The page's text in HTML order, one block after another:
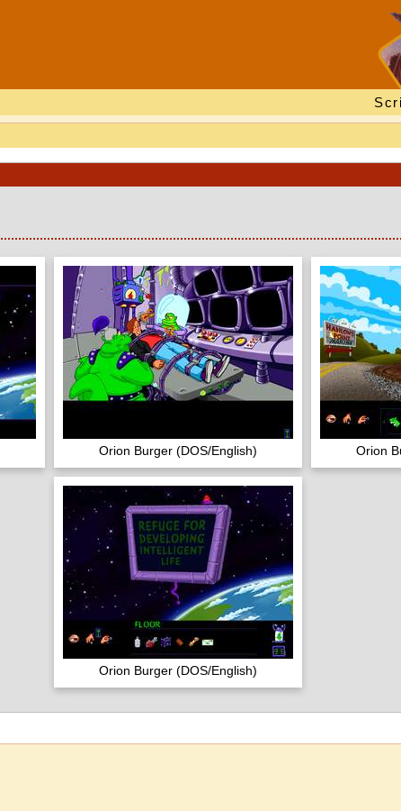
Orion Burger (DOS/English) Orion
Orion Burger (DOS/English)